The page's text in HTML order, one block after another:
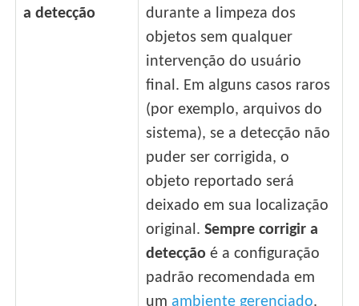
a detecção
durante a limpeza dos
objetos sem qualquer
intervenção do usuário
final. Em alguns casos raros
(por exemplo, arquivos do
sistema), se a detecção não
puder ser corrigida, o
objeto reportado será
deixado em sua localização
original.Sempre corrigir a
detecção é a configuração
padrão recomendada em
umambiente gerenciado.